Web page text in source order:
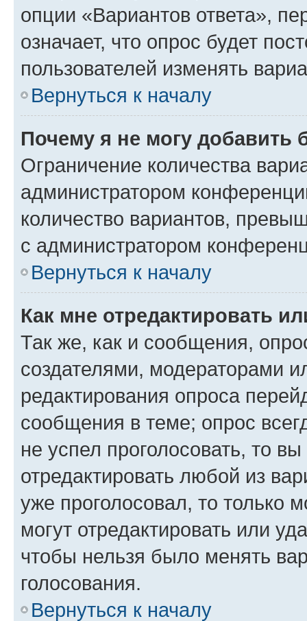
опции «Вариантов ответа»,
означает, что опрос будет
пользователей изменять
Вернуться к началу
Почему я не могу добавить
Ограничение количества
администратором
количество вариантов,
с администратором
Вернуться к началу
Как мне отредактировать
Так же, как и сообщения,
создателями, модераторами
редактирования опроса
сообщения в теме; опрос
не успел проголосовать, то
отредактировать любой из
уже проголосовал, то только
могут отредактировать или
чтобы нельзя было менять
голосования.
Вернуться к началу